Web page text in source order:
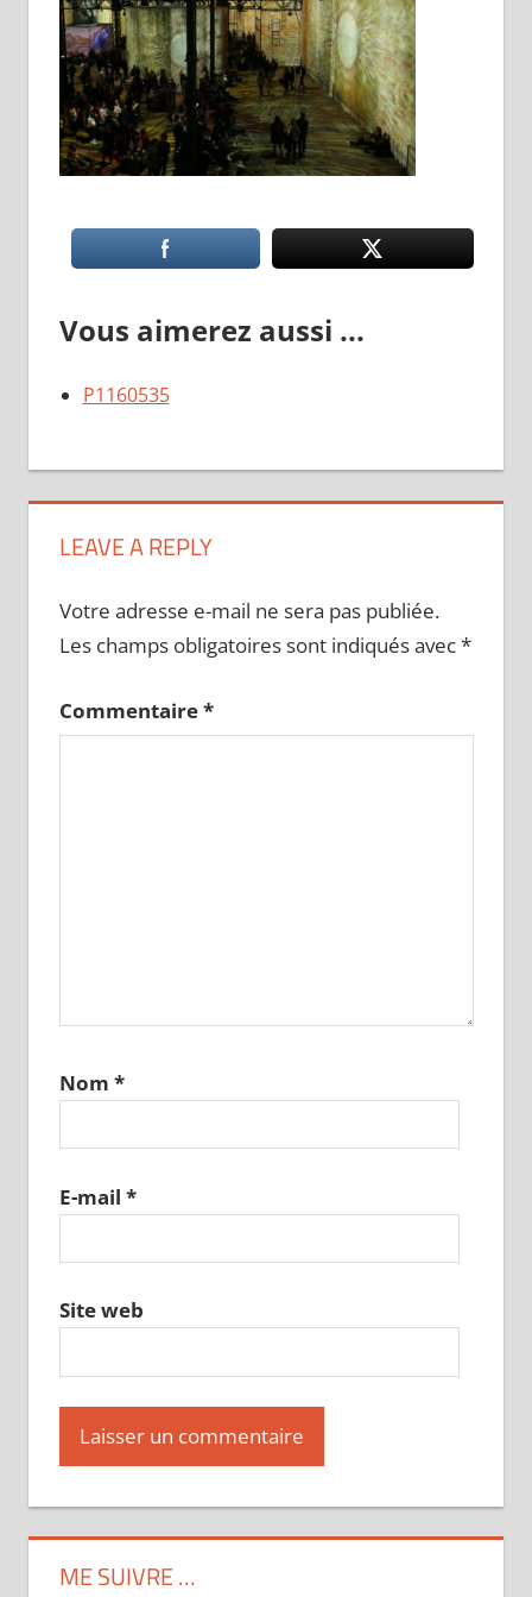
Vous aimerez aussi ...
P1160535
LEAVE A REPLY
Votre adresse e-mail ne sera pas publiée.
Les champs obligatoires sont indiqués avec*
Commentaire*
Nom *
E-mail *
Site web
ME SUIVRE …